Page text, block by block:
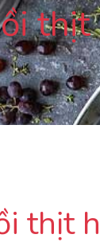
thịt
thịt